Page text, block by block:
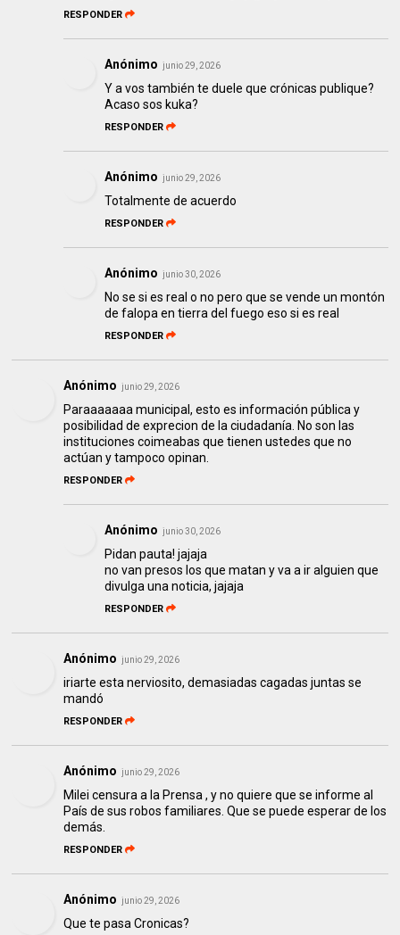
RESPONDER
Anónimo junio 29, 2026
Y a vos también te duele que crónicas publique?
Acaso sos kuka?
RESPONDER
Anónimo junio 29, 2026
Totalmente de acuerdo
RESPONDER
Anónimo junio 30, 2026
No se si es real o no pero que se vende un montón
de falopa en tierra del fuego eso si es real
RESPONDER
Anónimo junio 29, 2026
Paraaaaaaa municipal, esto es información pública y
posibilidad de exprecion de la ciudadanía. No son las
instituciones coimeabas que tienen ustedes que no
actúan y tampoco opinan.
RESPONDER
Anónimo junio 30, 2026
Pidan pauta! jajaja
no van presos los que matan y va a ir alguien que
divulga una noticia, jajaja
RESPONDER
Anónimo junio 29, 2026
iriarte esta nerviosito, demasiadas cagadas juntas se
mandó
RESPONDER
Anónimo junio 29, 2026
Milei censura a la Prensa , y no quiere que se informe al
País de sus robos familiares. Que se puede esperar de los
demás.
RESPONDER
Anónimo junio 29, 2026
Que te pasa Cronicas?